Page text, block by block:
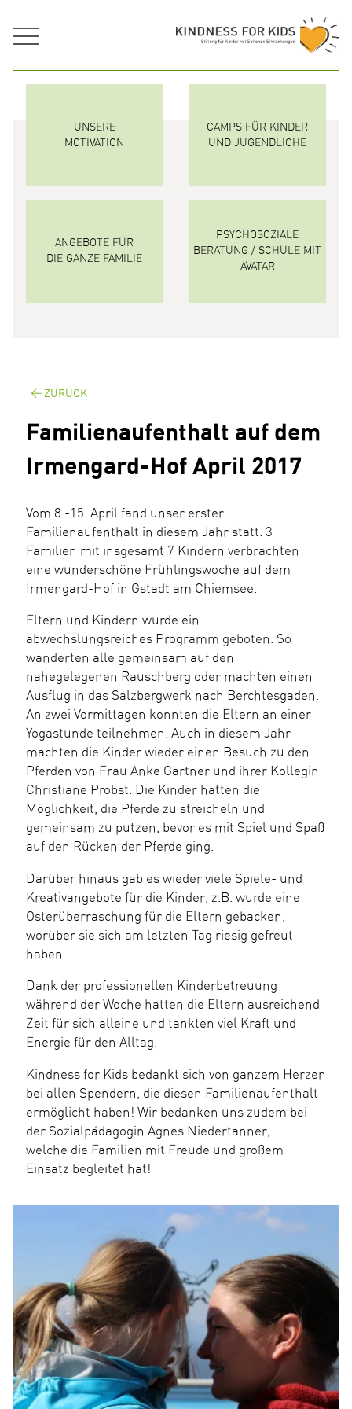
UNSERE
MOTIVATION
CAMPS FÜR KINDER
UND JUGENDLICHE
ANGEBOTE FÜR
DIE GANZE FAMILIE
PSYCHOSOZIALE
BERATUNG / SCHULE MIT
AVATAR
ZURÜCK
Familienaufenthalt auf dem
Irmengard-Hof April 2017
Vom 8.-15. April fand unser erster
Familienaufenthalt in diesem Jahr statt. 3
Familien mit insgesamt 7 Kindern verbrachten
eine wunderschöne Frühlingswoche auf dem
Irmengard-Hof in Gstadt am Chiemsee.
Eltern und Kindern wurde ein
abwechslungsreiches Programm geboten. So
wanderten alle gemeinsam auf den
nahegelegenen Rauschberg oder machten einen
Ausflug in das Salzbergwerk nach Berchtesgaden.
An zwei Vormittagen konnten die Eltern an einer
Yogastunde teilnehmen. Auch in diesem Jahr
machten die Kinder wieder einen Besuch zu den
Pferden von Frau Anke Gartner und ihrer Kollegin
Christiane Probst. Die Kinder hatten die
Möglichkeit, die Pferde zu streicheln und
gemeinsam zu putzen, bevor es mit Spiel und Spaß
auf den Rücken der Pferde ging.
Darüber hinaus gab es wieder viele Spiele- und
Kreativangebote für die Kinder, z.B. wurde eine
Osterüberraschung für die Eltern gebacken,
worüber sie sich am letzten Tag riesig gefreut
haben.
Dank der professionellen Kinderbetreuung
während der Woche hatten die Eltern ausreichend
Zeit für sich alleine und tankten viel Kraft und
Energie für den Alltag.
Kindness for Kids bedankt sich von ganzem Herzen
bei allen Spendern, die diesen Familienaufenthalt
ermöglicht haben! Wir bedanken uns zudem bei
der Sozialpädagogin Agnes Niedertanner,
welche die Familien mit Freude und großem
Einsatz begleitet hat!